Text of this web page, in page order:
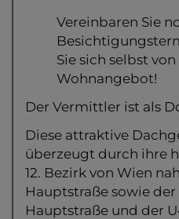
Vereinbaren Sie
Sie sich selbst
Wohnangebot!
Der Vermittler ist als
Diese attraktive
überzeugt durch ihre
12. Bezirk von Wien
Hauptstraße sowie
Hauptstraße und der